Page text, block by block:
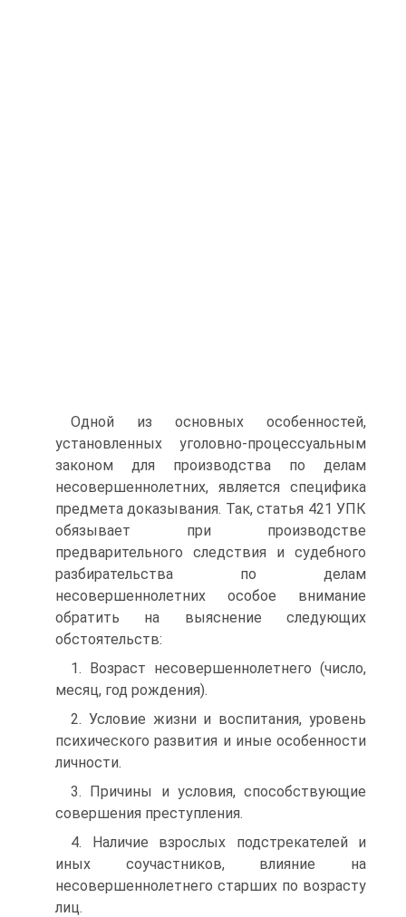
Одной из основных особенностей,
установленных уголовно‑процессуальным
законом для производства по делам
несовершеннолетних, является специфика
предмета доказывания. Так, статья 421 УПК
обязывает при производстве
предварительного следствия и судебного
разбирательства по делам
несовершеннолетних особое внимание
обратить на выяснение следующих
обстоятельств:
1. Возраст несовершеннолетнего (число,
месяц, год рождения).
2. Условие жизни и воспитания, уровень
психического развития и иные особенности
личности.
3. Причины и условия, способствующие
совершения преступления.
4. Наличие взрослых подстрекателей и
иных соучастников, влияние на
несовершеннолетнего старших по возрасту
лиц.